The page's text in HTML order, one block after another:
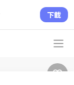
下載